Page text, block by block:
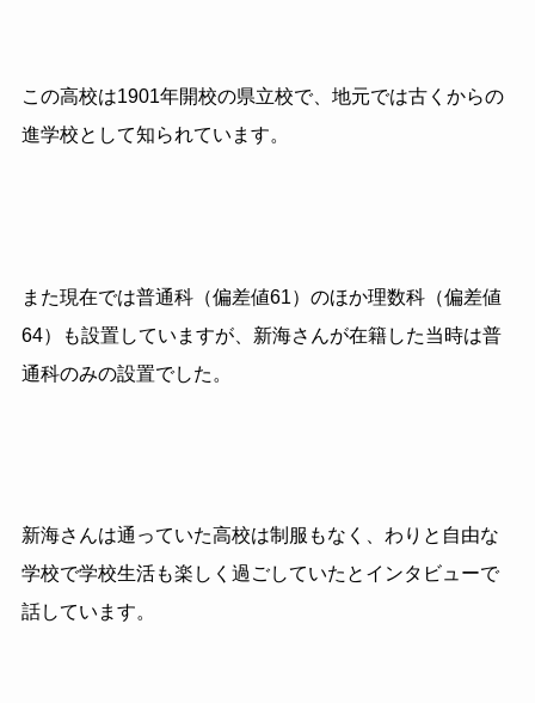
この高校は1901年開校の県立校で、地元では古くからの
進学校として知られています。
また現在では普通科（偏差値61）のほか理数科（偏差値
64）も設置していますが、新海さんが在籍した当時は普
通科のみの設置でした。
新海さんは通っていた高校は制服もなく、わりと自由な
学校で学校生活も楽しく過ごしていたとインタビューで
話しています。